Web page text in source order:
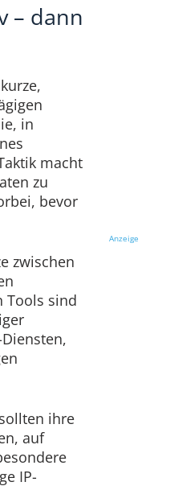
– dann
in
macht
zu
bevor
zwischen
Tools sind
ihre
auf
IP-
Anzeige